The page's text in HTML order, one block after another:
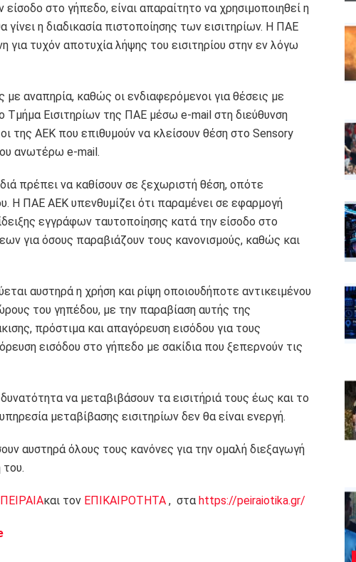
στο γήπεδο, είναι απαραίτητο να χρησιμοποιηθεί η
η διαδικασία πιστοποίησης των εισιτηρίων. Η ΠΑΕ
για τυχόν αποτυχία λήψης του εισιτηρίου στην εν λόγω
με αναπηρία, καθώς οι ενδιαφερόμενοι για θέσεις με
Τμήμα Εισιτηρίων της ΠΑΕ μέσω e-mail στη διεύθυνση
της ΑΕΚ που επιθυμούν να κλείσουν θέση στο Sensory
ανωτέρω e-mail.
πρέπει να καθίσουν σε ξεχωριστή θέση, οπότε
Η ΠΑΕ ΑΕΚ υπενθυμίζει ότι παραμένει σε εφαρμογή
εγγράφων ταυτοποίησης κατά την είσοδο στο
για όσους παραβιάζουν τους κανονισμούς, καθώς και
αυστηρά η χρήση και ρίψη οποιουδήποτε αντικειμένου
του γηπέδου, με την παραβίαση αυτής της
πρόστιμα και απαγόρευση εισόδου για τους
εισόδου στο γήπεδο με σακίδια που ξεπερνούν τις
να μεταβιβάσουν τα εισιτήριά τους έως και το
μεταβίβασης εισιτηρίων δεν θα είναι ενεργή.
αυστηρά όλους τους κανόνες για την ομαλή διεξαγωγή
και τον ΕΠΙΚΑΙΡΟΤΗΤΑ , στα https://peiraiotika.gr/